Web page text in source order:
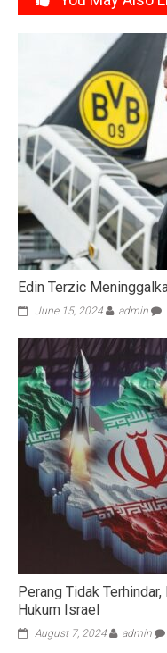
Edin Terzic
June 15, 2024 admin
Perang Tidak
Hukum Israel
August 7, 2024 admin